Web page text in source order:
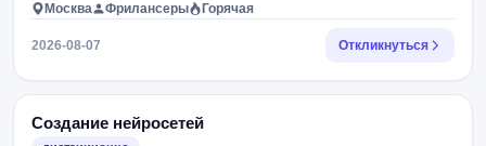
Москва Фрилансеры Горячая
2026-08-07 Откликнуться
Создание нейросетей